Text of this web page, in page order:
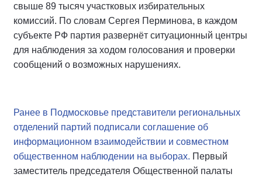
свыше 89 тысяч участковых избирательных
комиссий. По словам Сергея Перминова, в каждом
субъекте РФ партия развернёт ситуационный центры
для наблюдения за ходом голосования и проверки
сообщений о возможных нарушениях.
Ранее в Подмосковье представители региональных
отделений партий подписали соглашение об
информационном взаимодействии и совместном
общественном наблюдении на выборах. Первый
заместитель председателя Общественной палаты